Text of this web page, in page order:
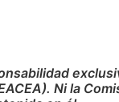
Ni la